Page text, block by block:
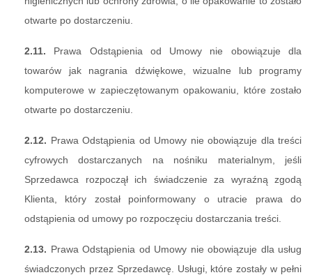
otwarte po dostarczeniu.
2.11. Prawa Odstąpienia od Umowy nie obowiązuje dla
towarów jak nagrania dźwiękowe, wizualne lub programy
komputerowe w zapieczętowanym opakowaniu, które zostało
otwarte po dostarczeniu.
2.12. Prawa Odstąpienia od Umowy nie obowiązuje dla treści
cyfrowych dostarczanych na nośniku materialnym, jeśli
Sprzedawca rozpoczął ich świadczenie za wyraźną zgodą
Klienta, który został poinformowany o utracie prawa do
odstąpienia od umowy po rozpoczęciu dostarczania treści.
2.13. Prawa Odstąpienia od Umowy nie obowiązuje dla usług
świadczonych przez Sprzedawcę. Usługi, które zostały w pełni